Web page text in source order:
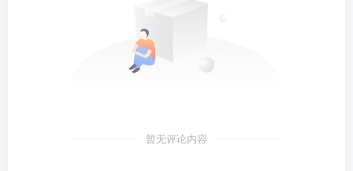
暂无评论内容